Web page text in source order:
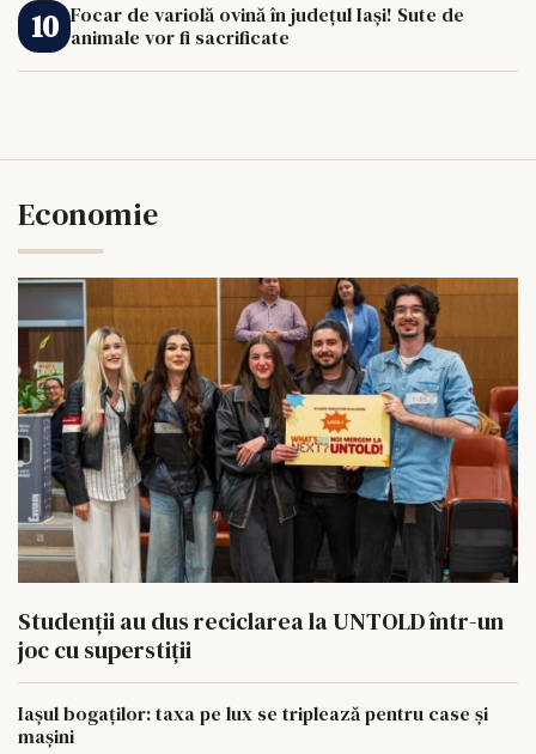
Focar de variolă ovină în județul Iași! Sute de
animale vor fi sacrificate
Economie
Studenții au dus reciclarea la UNTOLD într-un
joc cu superstiții
Iașul bogaților: taxa pe lux se triplează pentru case și
mașini